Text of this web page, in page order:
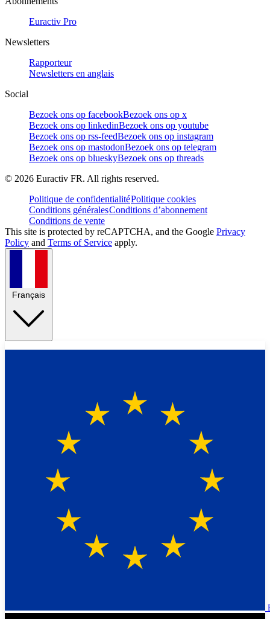
Euractiv Pro
Newsletters
Rapporteur
Newsletters en anglais
Social
Bezoek ons op facebookBezoek ons op x
Bezoek ons op linkedinBezoek ons op youtube
Bezoek ons op rss-feedBezoek ons op instagram
Bezoek ons op mastodonBezoek ons op telegram
Bezoek ons op blueskyBezoek ons op threads
© 2026 Euractiv FR. All rights reserved.
Politique de confidentialitéPolitique cookies
Conditions généralesConditions d’abonnement
Conditions de vente
This site is protected by reCAPTCHA, and the Google Privacy
Policy and Terms of Service apply.
Français